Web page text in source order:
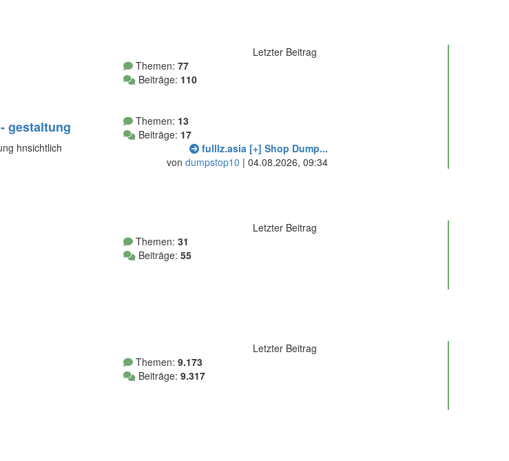
Letzter Beitrag
Themen:77
Beiträge: 110
gestaltung
hnsichtlich
Themen: 13
Beiträge: 17
fulllz.asia [+] Shop Dump...
von dumpstop10 | 04.08.2026, 09:34
Letzter Beitrag
Themen:31
Beiträge:55
Letzter Beitrag
Themen:9.173
Beiträge:9.317